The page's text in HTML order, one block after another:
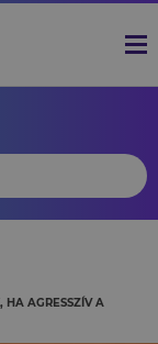
HA AGRESSZÍV A